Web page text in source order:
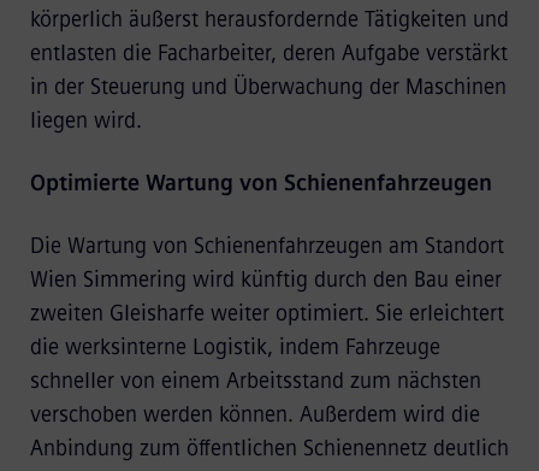
körperlich äußerst herausfordernde Tätigkeiten und
entlasten die Facharbeiter, deren Aufgabe verstärkt
in der Steuerung und Überwachung der Maschinen
liegen wird.
Optimierte Wartung von Schienenfahrzeugen
Die Wartung von Schienenfahrzeugen am Standort
Wien Simmering wird künftig durch den Bau einer
zweiten Gleisharfe weiter optimiert. Sie erleichtert
die werksinterne Logistik, indem Fahrzeuge
schneller von einem Arbeitsstand zum nächsten
verschoben werden können. Außerdem wird die
Anbindung zum öffentlichen Schienennetz deutlich